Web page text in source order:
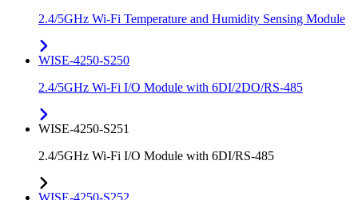
2.4/5GHz Wi-Fi Temperature and Humidity Sensing Module
WISE-4250-S250
2.4/5GHz Wi-Fi I/O Module with 6DI/2DO/RS-485
WISE-4250-S251
2.4/5GHz Wi-Fi I/O Module with 6DI/RS-485